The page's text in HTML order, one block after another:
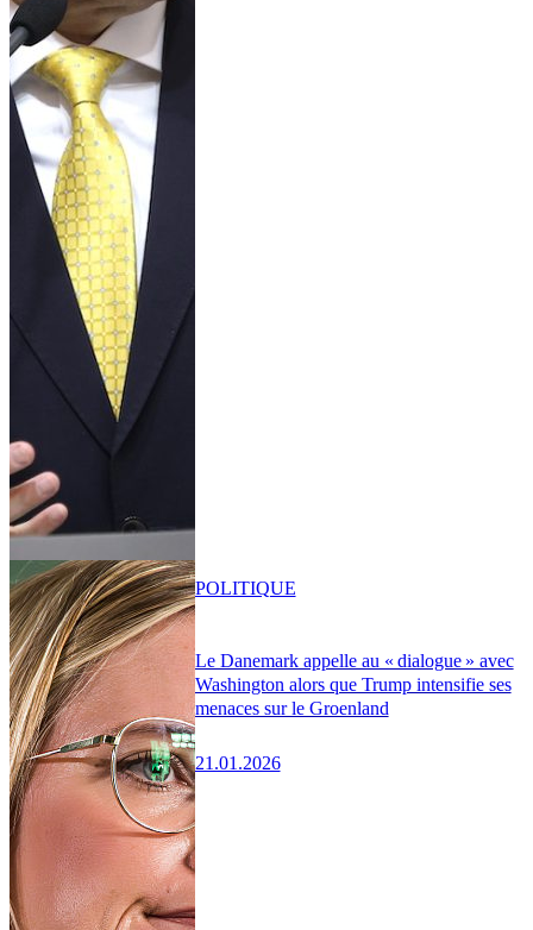
Le Danemark appelle au « dialogue » avec
Washington alors que Trump intensifie ses
menaces sur le Groenland
21.01.2026
POLITIQUE